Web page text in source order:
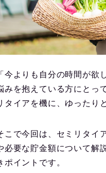
「今よりも自分の時間が
みを抱えている方にとっ
タイアを機に、ゆったり
こで今回は、セミリタイ
必要な貯金額について解
ポイントです。